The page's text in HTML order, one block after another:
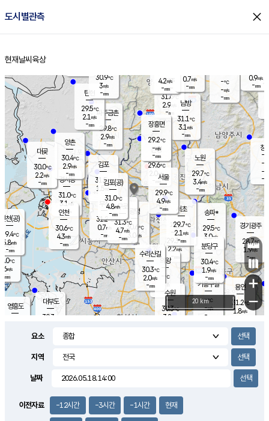
도시별관측 close
홈
현재날씨 육상
의도
℃
m/s
mm
영흥도
양주
31.6℃
2.9
-mm
과천
29.3℃
2.2m/s
- mm
용인
31.2℃
1.8m/s
경기광주
28.7℃
1.9m/s
-mm
3.5m/s
대부도
30.3
경서동
31.0℃
3.1 m/s
-mm
파주금촌
29.8℃
2.9m/s
-mm
-℃
-m/s
-mm
대곶
30.0℃
2.2m/s
-mm
창
-
-m/
-
탄현
29.5℃
2.1 m/s
-mm
0.9m/s
-mm
의왕
- ℃
m/s
mm
김포
31.5℃
1.5 m/s
mm
광명
30.6 ℃
3.0 m/s
-mm
부천
31.2℃
0.7m/s
-mm
양촌
30.4℃
2.9m/s
-mm
구로
31.3℃
4.7m/s
-mm
은평
29.6℃
2.0 m/s
- mm
노원
29.7℃
3.4m/s
-mm
송파*
29.5℃
3.0m/s
-mm
서초
29.7℃
2.1 m/s
-mm
남방
31.1℃
3.1 m/s
-mm
기흥구갈
-℃
-m/s
-
수리산길
30.3℃
2.0m/s
-mm
분당구
30.4℃
1.9m/s
-mm
장흥면
29.2℃
-m/s
-mm
4.2m/s
-mm
인천(공)
29.4℃
5.8m/s
-mm
김포(공)
31.0℃
4.8m/s
-mm
수원
30.3℃
3.2 m/s
인천
30.6℃
4.3m/s
-mm
서울
29.9℃
4.9m/s
-mm
30.9℃
3m/s
-mm
0.7m/s
-mm
+
−
20 km
요소
지역
날짜
이전자료 -12시간 -3시간 -1시간 현재